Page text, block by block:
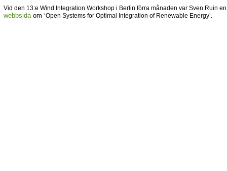
Vid den 13:e Wind Integration Workshop i Berlin förra månaden var Sven Ruin
webbsidaom ‘Open Systems for Optimal Integration of Renewable Energy’.